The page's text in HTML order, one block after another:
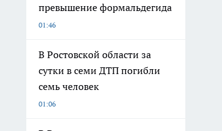
превышение формальдегида
01:46
В Ростовской области за
сутки в семи ДТП погибли
семь человек
01:06